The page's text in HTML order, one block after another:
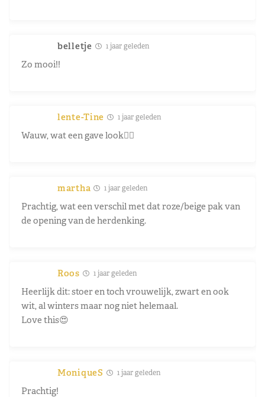
belletje 1 jaar geleden
Zo mooi!!
lente-Tine 1 jaar geleden
Wauw, wat een gave look👌🏻
martha 1 jaar geleden
Prachtig, wat een verschil met dat roze/beige pak van
de opening van de herdenking.
Roos 1 jaar geleden
Heerlijk dit: stoer en toch vrouwelijk, zwart en ook
wit, al winters maar nog niet helemaal.
Love this😍
MoniqueS 1 jaar geleden
Prachtig!